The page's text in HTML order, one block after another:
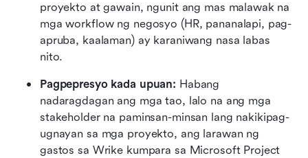
proyekto at gawain, ngunit ang mas malawak na
mga workflow ng negosyo (HR, pananalapi, pag-
apruba, kaalaman) ay karaniwang nasa labas
nito.
Pagpepresyo kada upuan: Habang
nadaragdagan ang mga tao, lalo na ang mga
stakeholder na paminsan-minsan lang nakikipag-
ugnayan sa mga proyekto, ang larawan ng
gastos sa Wrike kumpara sa Microsoft Project